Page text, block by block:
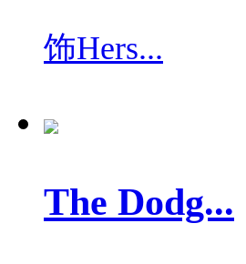
饰Hers...
The Dodg...